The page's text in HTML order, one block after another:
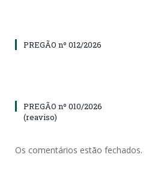
PREGÃO nº 012/2026
PREGÃO nº 010/2026
(reaviso)
Os comentários estão fechados.